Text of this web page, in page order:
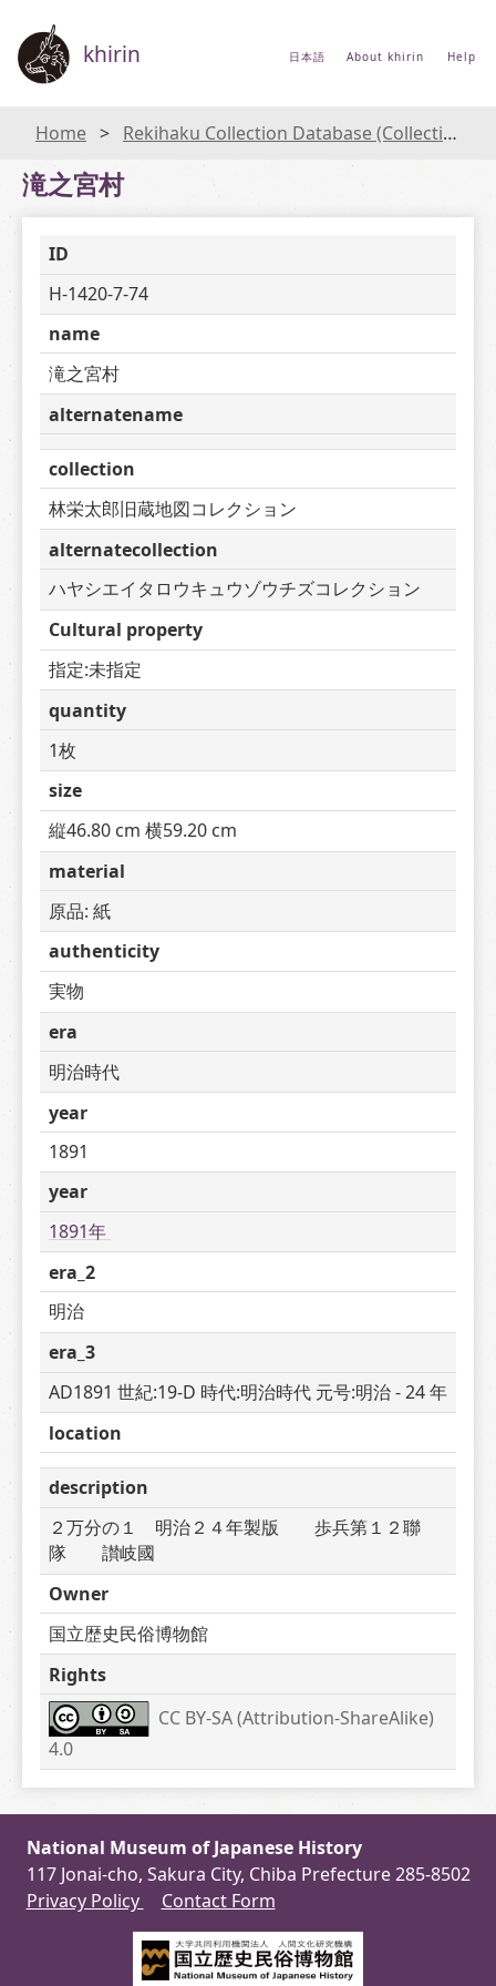
khirin 日本語 About khirin Help
Home Rekihaku Collection Database (Collections Database of the National Museum of Japanese History)
滝之宮村
ID
H-1420-7-74
name
滝之宮村
alternatename
collection
林栄太郎旧蔵地図コレクション
alternatecollection
ハヤシエイタロウキュウゾウチズコレクション
Cultural property
指定:未指定
quantity
1枚
size
縦46.80 cm 横59.20 cm
material
原品: 紙
authenticity
実物
era
明治時代
year
1891
year
1891年
era_2
明治
era_3
AD1891 世紀:19-D 時代:明治時代 元号:明治 - 24 年
location
description
２万分の１　明治２４年製版　　歩兵第１２聯
隊　　讃岐國
Owner
国立歴史民俗博物館
Rights
CC BY-SA (Attribution-ShareAlike)
4.0
National Museum of Japanese History
117 Jonai-cho, Sakura City, Chiba Prefecture 285-8502
Privacy Policy
Contact Form